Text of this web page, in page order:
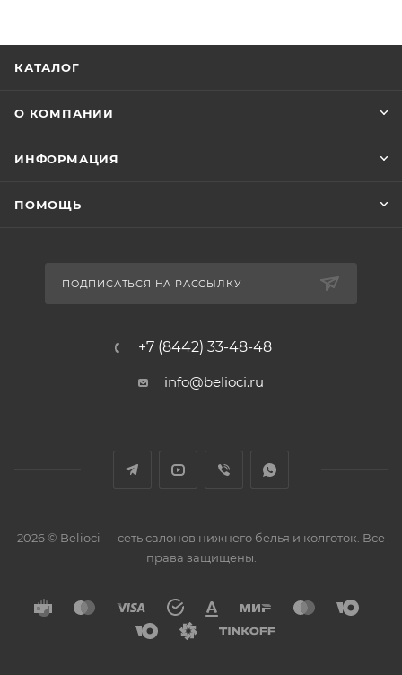
КАТАЛОГ
О КОМПАНИИ
ИНФОРМАЦИЯ
ПОМОЩЬ
ПОДПИСАТЬСЯ НА РАССЫЛКУ
+7 (8442) 33-48-48
info@belioci.ru
2026 © Belioci — сеть салонов нижнего белья и колготок. Все
права защищены.